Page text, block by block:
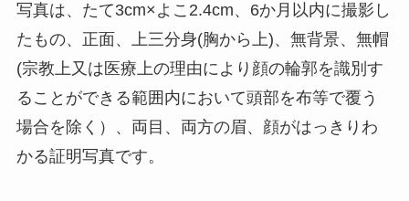
写真は、たて3cm×よこ2.4cm、6か月以内に撮影し
たもの、正面、上三分身(胸から上)、無背景、無帽
(宗教上又は医療上の理由により顔の輪郭を識別す
ることができる範囲内において頭部を布等で覆う
場合を除く）、両目、両方の眉、顔がはっきりわ
かる証明写真です。